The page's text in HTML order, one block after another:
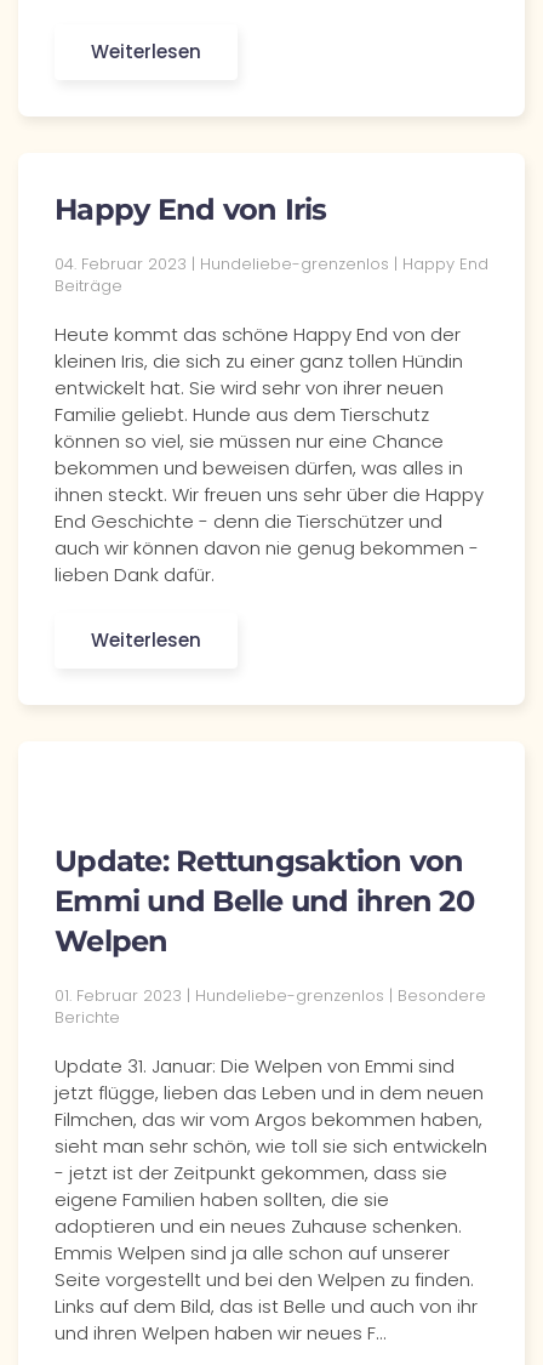
Weiterlesen
Happy End von Iris
04. Februar 2023 | Hundeliebe-grenzenlos | Happy End
Beiträge
Heute kommt das schöne Happy End von der
kleinen Iris, die sich zu einer ganz tollen Hündin
entwickelt hat. Sie wird sehr von ihrer neuen
Familie geliebt. Hunde aus dem Tierschutz
können so viel, sie müssen nur eine Chance
bekommen und beweisen dürfen, was alles in
ihnen steckt. Wir freuen uns sehr über die Happy
End Geschichte - denn die Tierschützer und
auch wir können davon nie genug bekommen -
lieben Dank dafür.
Weiterlesen
Update: Rettungsaktion von
Emmi und Belle und ihren 20
Welpen
01. Februar 2023 | Hundeliebe-grenzenlos | Besondere
Berichte
Update 31. Januar: Die Welpen von Emmi sind
jetzt flügge, lieben das Leben und in dem neuen
Filmchen, das wir vom Argos bekommen haben,
sieht man sehr schön, wie toll sie sich entwickeln
- jetzt ist der Zeitpunkt gekommen, dass sie
eigene Familien haben sollten, die sie
adoptieren und ein neues Zuhause schenken.
Emmis Welpen sind ja alle schon auf unserer
Seite vorgestellt und bei den Welpen zu finden.
Links auf dem Bild, das ist Belle und auch von ihr
und ihren Welpen haben wir neues F…